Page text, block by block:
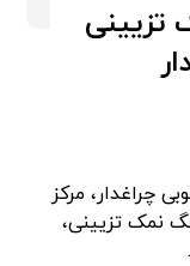
تزیینی
چراغدار، مرکز
نمک تزیینی،